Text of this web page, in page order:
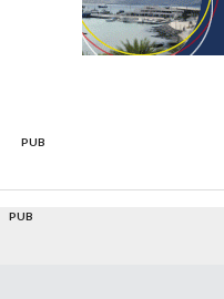
PUB
PUB